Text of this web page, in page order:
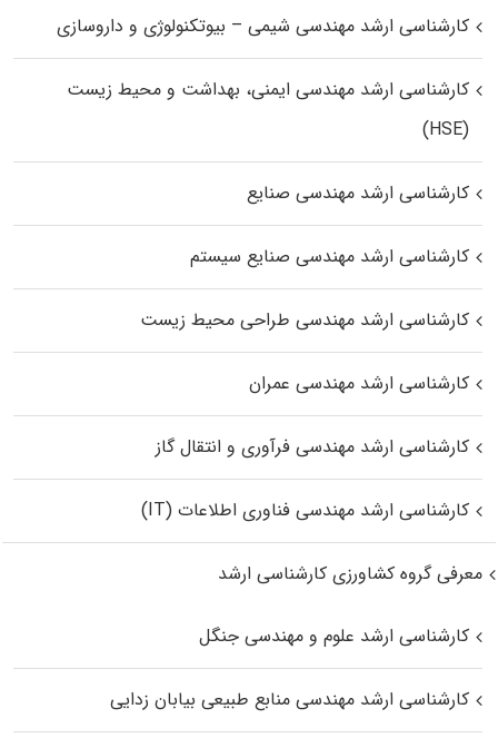
کارشناسی ارشد مهندسی شیمی – بیوتکنولوژی و داروسازی
کارشناسی ارشد مهندسی ایمنی، بهداشت و محیط زیست
(HSE)
کارشناسی ارشد مهندسی صنایع
کارشناسی ارشد مهندسی صنایع سیستم
کارشناسی ارشد مهندسی طراحی محیط زیست
کارشناسی ارشد مهندسی عمران
کارشناسی ارشد مهندسی فرآوری و انتقال گاز
کارشناسی ارشد مهندسی فناوری اطلاعات (IT)
معرفی گروه کشاورزی کارشناسی ارشد
کارشناسی ارشد علوم و مهندسی جنگل
کارشناسی ارشد مهندسی منابع طبیعی بیابان زدایی